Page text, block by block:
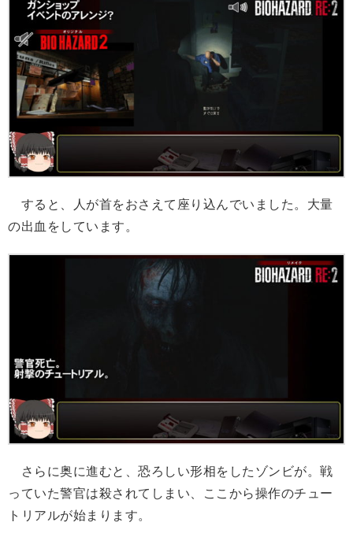
すると、人が首をおさえて座り込んでいました。大量
の出血をしています。
さらに奥に進むと、恐ろしい形相をしたゾンビが。戦
っていた警官は殺されてしまい、ここから操作のチュー
トリアルが始まります。